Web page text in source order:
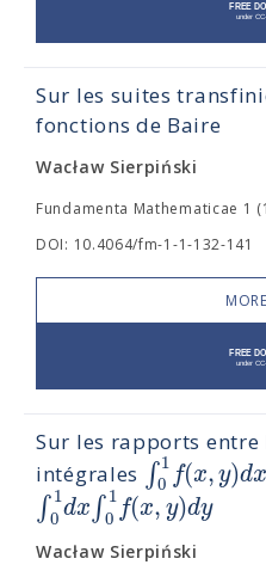
Sur les suites
fonctions de Baire
Wacław Sierpiński
Fundamenta Mathematicae 1
DOI: 10.4064/fm-1-1-132-141
Sur les rapports entre
intégrales ∫ 1
0 f(x,y)dx
∫ 1
0dx∫ 1
0 f(x,y)dy
Wacław Sierpiński